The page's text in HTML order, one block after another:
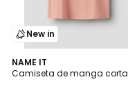
New in
NAME IT
Camiseta de manga corta
2
Colores